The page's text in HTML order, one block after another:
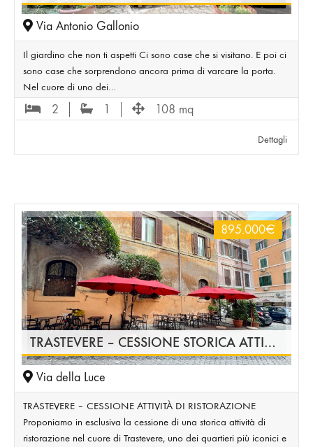
Via Antonio Gallonio
Il giardino che non ti aspetti Ci sono case che si visitano. E poi ci
sono case che sorprendono ancora prima di varcare la porta.
Nel cuore di uno dei…
2 1 108 mq
Dettagli
TRASTEVERE – CESSIONE STORICA ATTIVITÀ DI RISTORAZIONE
895.000€
Via della Luce
TRASTEVERE – CESSIONE ATTIVITÀ DI RISTORAZIONE
Proponiamo in esclusiva la cessione di una storica attività di
ristorazione nel cuore di Trastevere, uno dei quartieri più iconici e